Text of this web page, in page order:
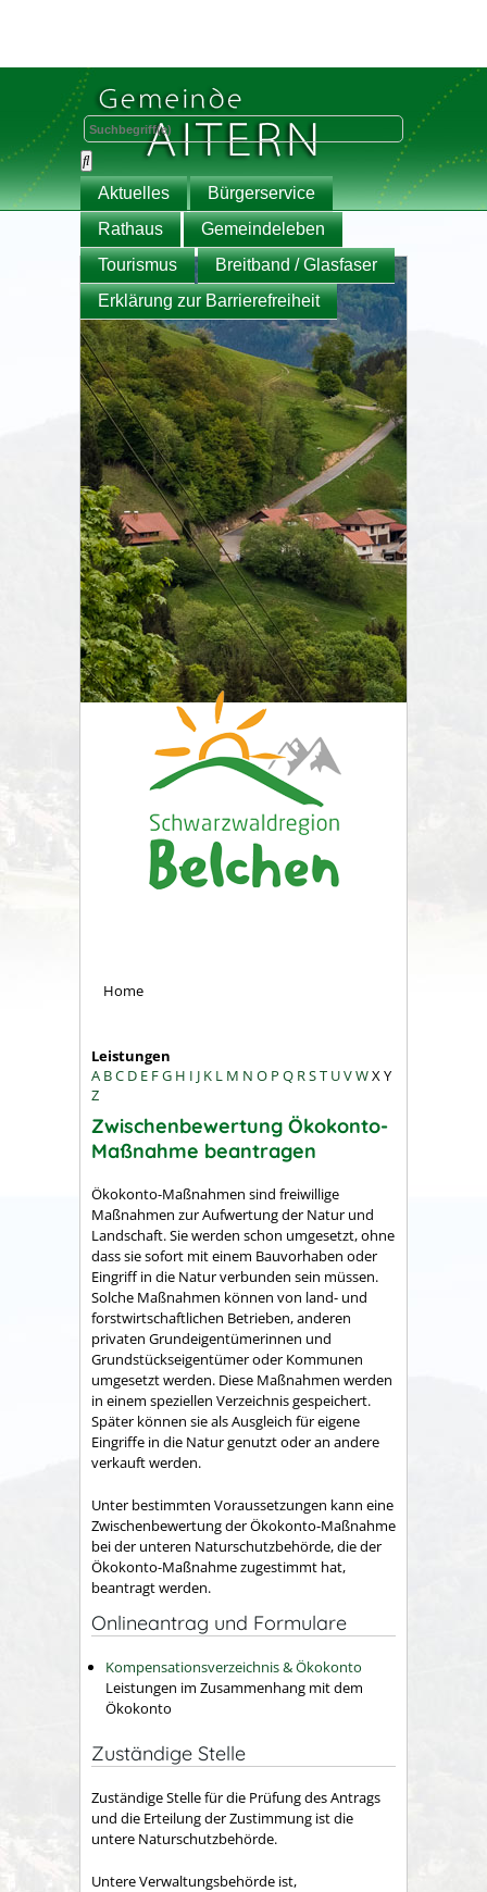
Aktuelles
Bürgerservice
Rathaus
Gemeindeleben
Tourismus
Breitband / Glasfaser
Erklärung zur Barrierefreiheit
Home
Leistungen
A BC D E FG H I J K L M N O P Q RST UVWXY
Z
Zwischenbewertung Ökokonto-
Maßnahme beantragen
Ökokonto-Maßnahmen sind freiwillige
Maßnahmen zur Aufwertung der Natur und
Landschaft. Sie werden schon umgesetzt, ohne
dass sie sofort mit einem Bauvorhaben oder
Eingriff in die Natur verbunden sein müssen.
Solche Maßnahmen können von land- und
forstwirtschaftlichen Betrieben, anderen
privaten Grundeigentümerinnen und
Grundstückseigentümer oder Kommunen
umgesetzt werden. Diese Maßnahmen werden
in einem speziellen Verzeichnis gespeichert.
Später können sie als Ausgleich für eigene
Eingriffe in die Natur genutzt oder an andere
verkauft werden.
Unter bestimmten Voraussetzungen kann eine
Zwischenbewertung der Ökokonto-Maßnahme
bei der unteren Naturschutzbehörde, die der
Ökokonto-Maßnahme zugestimmt hat,
beantragt werden.
Onlineantrag und Formulare
Kompensationsverzeichnis & Ökokonto
Leistungen im Zusammenhang mit dem
Ökokonto
Zuständige Stelle
Zuständige Stelle für die Prüfung des Antrags
und die Erteilung der Zustimmung ist die
untere Naturschutzbehörde.
Untere Verwaltungsbehörde ist,